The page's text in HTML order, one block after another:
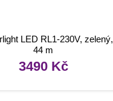
LED RL1-230V, zelený,
44 m
3490 Kč